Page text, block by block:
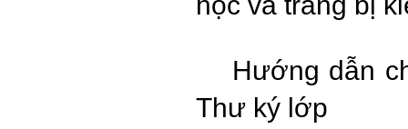
Hướng dẫn
Thư ký lớp